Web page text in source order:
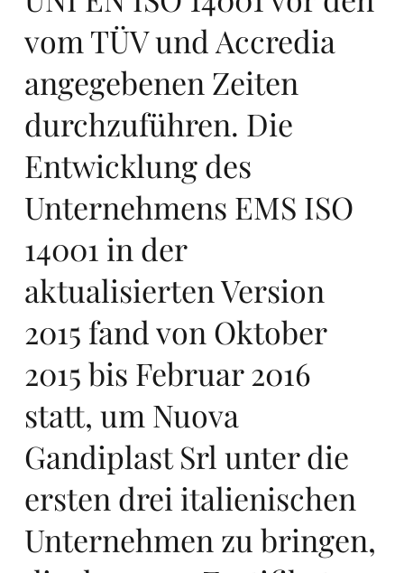
vom TÜV und Accredia
angegebenen Zeiten
durchzuführen. Die
Entwicklung des
Unternehmens EMS ISO
14001 in der
aktualisierten Version
2015 fand von Oktober
2015 bis Februar 2016
statt, um Nuova
Gandiplast Srl unter die
ersten drei italienischen
Unternehmen zu bringen,
te
n
in